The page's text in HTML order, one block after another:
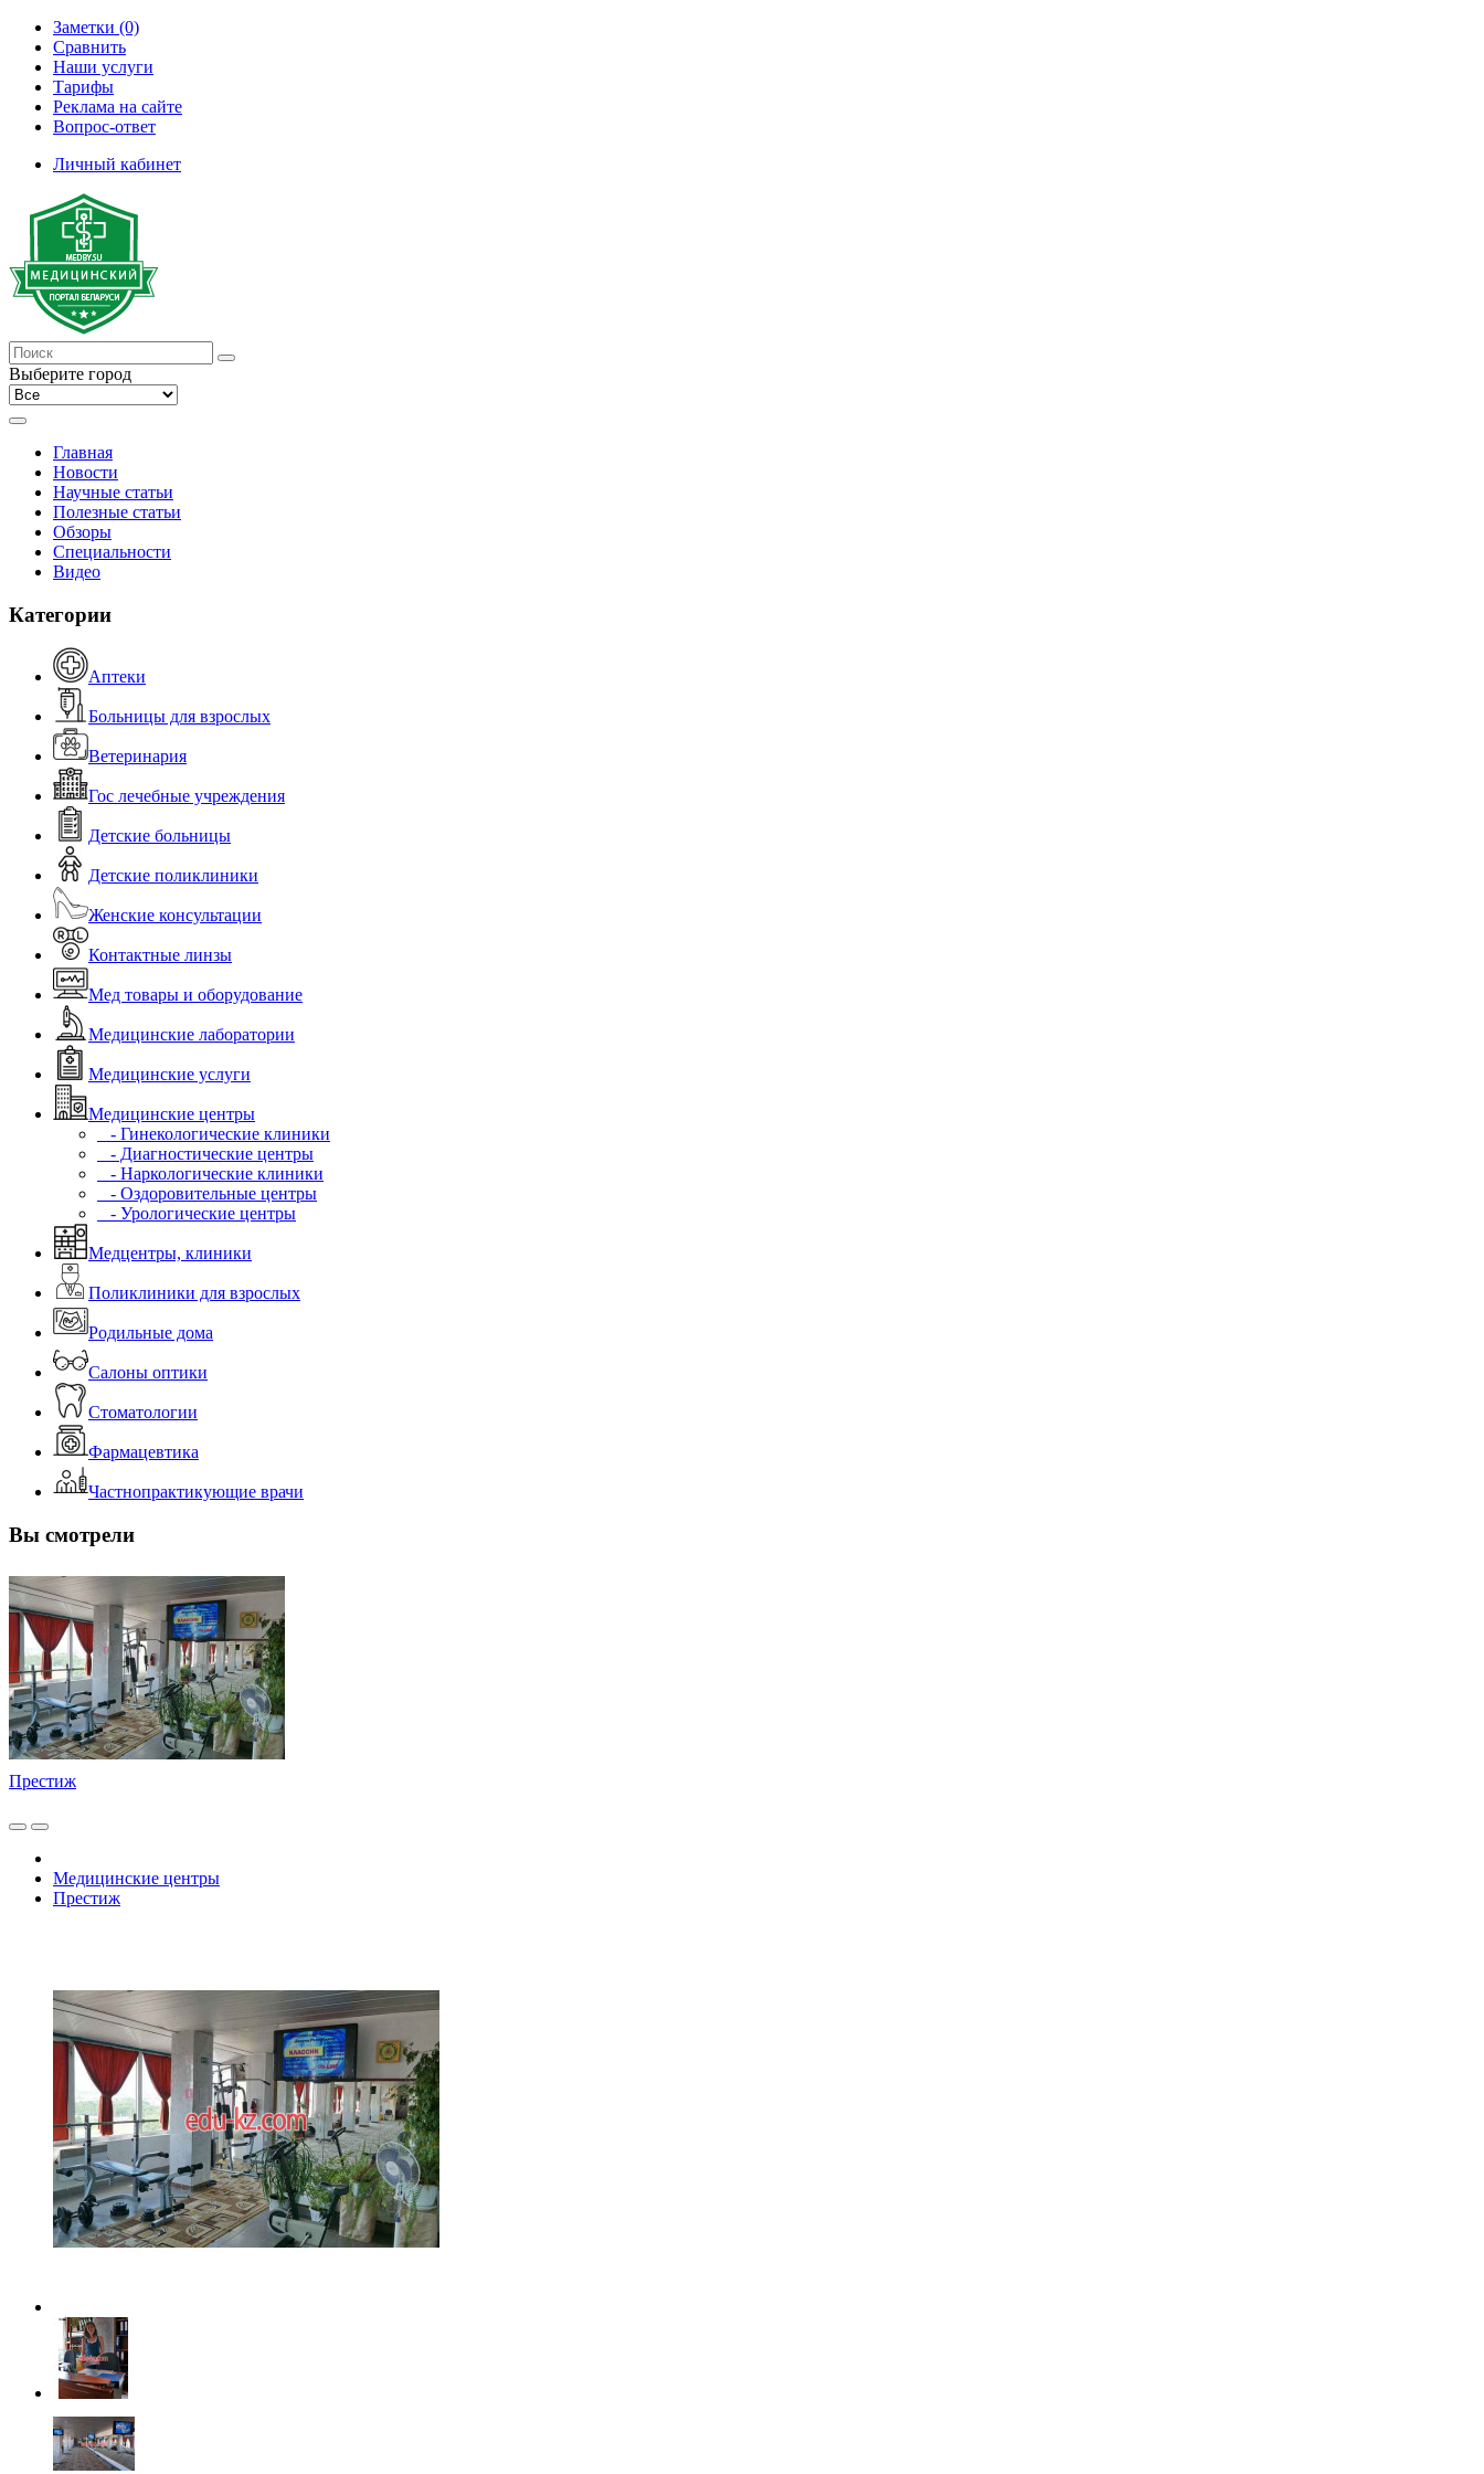
Заметки (0)
Сравнить
Наши услуги
Тарифы
Реклама на сайте
Вопрос-ответ
Личный кабинет
Выберите город
Главная
Новости
Научные статьи
Полезные статьи
Обзоры
Специальности
Видео
Категории
Аптеки
Больницы для взрослых
Ветеринария
Гос лечебные учреждения
Детские больницы
Детские поликлиники
Женские консультации
Контактные линзы
Мед товары и оборудование
Медицинские лаборатории
Медицинские услуги
Медицинские центры
- Гинекологические клиники
- Диагностические центры
- Наркологические клиники
- Оздоровительные центры
- Урологические центры
Медцентры, клиники
Поликлиники для взрослых
Родильные дома
Салоны оптики
Стоматологии
Фармацевтика
Частнопрактикующие врачи
Вы смотрели
Престиж
Медицинские центры
Престиж